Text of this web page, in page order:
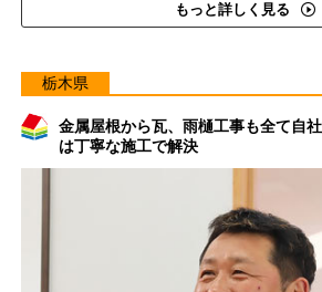
もっと詳しく見る
栃木県
金属屋根から瓦、雨樋工事も全て自
は丁寧な施工で解決